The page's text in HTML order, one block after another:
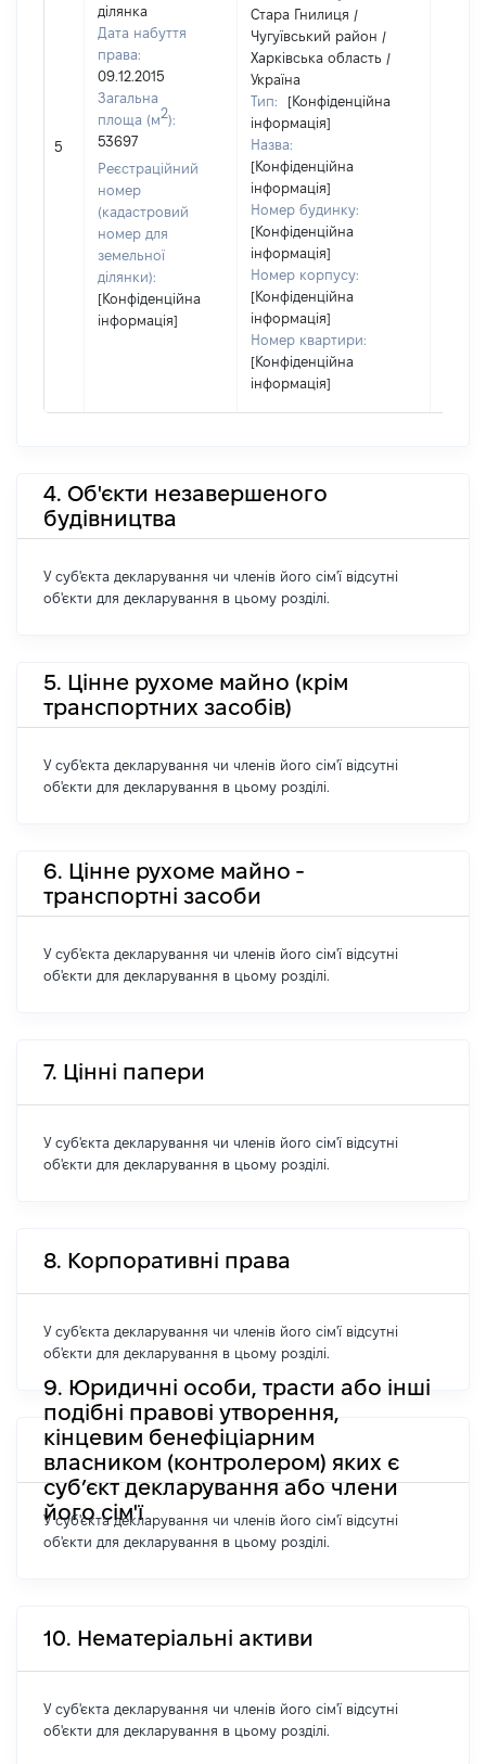
5
ділянка
Дата набуття
права:
09.12.2015
Загальна
площа (м2):
53697
Реєстраційний
номер
(кадастровий
номер для
земельної
ділянки):
[Конфіденційна
інформація]
Стара Гнилиця /
Чугуївський район /
Харківська область /
Україна
Тип:
[Конфіденційна
інформація]
Назва:
[Конфіденційна
інформація]
Номер будинку:
[Конфіденційна
інформація]
Номер корпусу:
[Конфіденційна
інформація]
Номер квартири:
[Конфіденційна
інформація]
4. Об'єкти незавершеного
будівництва
У суб'єкта декларування чи членів його сім'ї відсутні
об'єкти для декларування в цьому розділі.
5. Цінне рухоме майно (крім
транспортних засобів)
У суб'єкта декларування чи членів його сім'ї відсутні
об'єкти для декларування в цьому розділі.
6. Цінне рухоме майно -
транспортні засоби
У суб'єкта декларування чи членів його сім'ї відсутні
об'єкти для декларування в цьому розділі.
7. Цінні папери
У суб'єкта декларування чи членів його сім'ї відсутні
об'єкти для декларування в цьому розділі.
8. Корпоративні права
У суб'єкта декларування чи членів його сім'ї відсутні
об'єкти для декларування в цьому розділі.
9. Юридичні особи, трасти або інші
подібні правові утворення,
кінцевим бенефіціарним
власником (контролером) яких є
суб’єкт декларування або члени
його сім'ї
У суб'єкта декларування чи членів його сім'ї відсутні
об'єкти для декларування в цьому розділі.
10. Нематеріальні активи
У суб'єкта декларування чи членів його сім'ї відсутні
об'єкти для декларування в цьому розділі.